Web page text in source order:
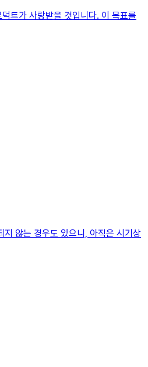
트가 사랑받을 것입니다. 이 목표를
않는 경우도 있으니, 아직은 시기상